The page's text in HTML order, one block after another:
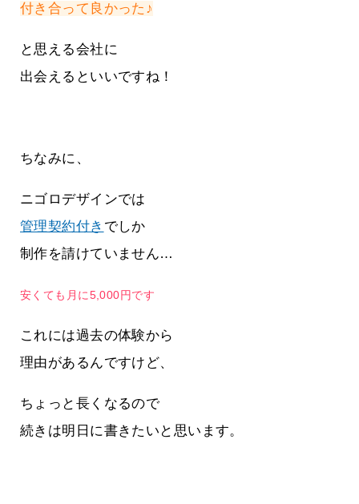
付き合って良かった♪
と思える会社に
出会えるといいですね！
ちなみに、
ニゴロデザインでは
管理契約付き でしか
制作を請けていません…
安くても月に5,000円です
これには過去の体験から
理由があるんですけど、
ちょっと長くなるので
続きは明日に書きたいと思います。